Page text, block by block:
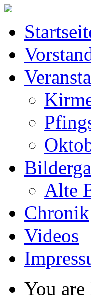
Alte
Chronik
Videos
You are